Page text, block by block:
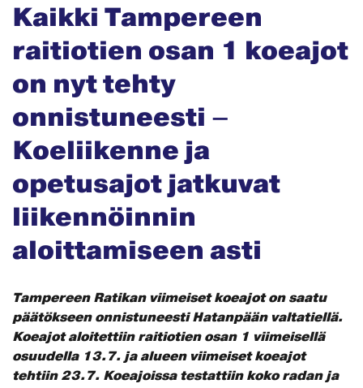
Kaikki Tampereen
raitiotien osan 1 koeajot
on nyt tehty
onnistuneesti –
Koeliikenne ja
opetusajot jatkuvat
liikennöinnin
aloittamiseen asti
Tampereen Ratikan viimeiset koeajot on saatu
päätökseen onnistuneesti Hatanpään valtatiellä.
Koeajot aloitettiin raitiotien osan 1 viimeisellä
osuudella 13.7. ja alueen viimeiset koeajot
tehtiin 23.7. Koeajoissa testattiin koko radan ja